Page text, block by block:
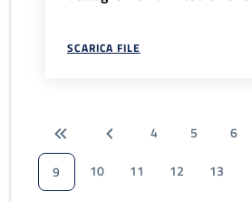
SCARICA FILE
4 5 6
9
10 11 12 13